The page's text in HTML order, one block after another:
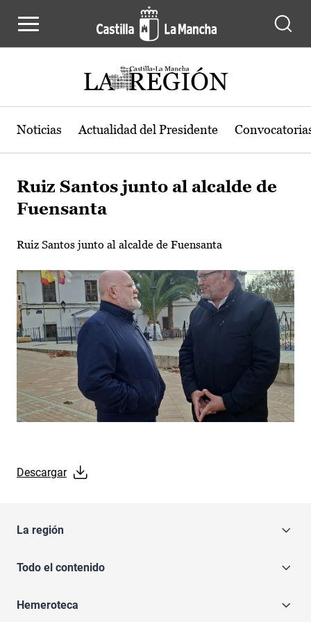
Noticias Actualidad del Presidente
Ruiz Santos junto al alcalde de
Fuensanta
Ruiz Santos junto al alcalde de Fuensanta
Descargar
La región
Todo el contenido
Hemeroteca